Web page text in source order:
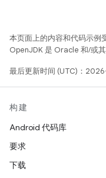
本页面上的内容和代码示例
OpenJDK 是 Oracle 和/或
最后更新时间 (UTC)：
构建
Android 代码库
要求
下载